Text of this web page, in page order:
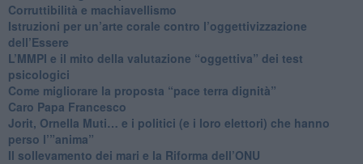
​Corruttibilità e machiavellismo
Istruzioni per un’arte corale contro l’oggettivizzazione
dell’Essere
​L’MMPI e il mito della valutazione “oggettiva” dei test
psicologici
Come migliorare la proposta “pace terra dignità”
Caro Papa Francesco
​Jorit, Ornella Muti… e i politici (e i loro elettori) che hanno
perso l’”anima”
​Il sollevamento dei mari e la Riforma dell’ONU